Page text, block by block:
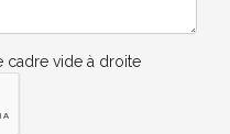
cadre vide à droite